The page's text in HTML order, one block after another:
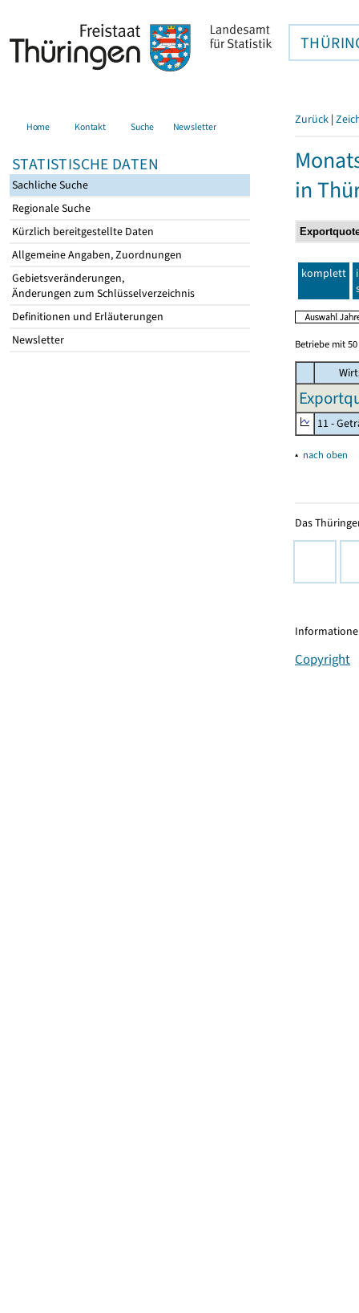
Home Kontakt Suche Newsletter
STATISTISCHE DATEN
Sachliche Suche
Regionale Suche
Kürzlich bereitgestellte Daten
Allgemeine Angaben, Zuordnungen
Gebietsveränderungen,
Änderungen zum Schlüsselverzeichnis
Definitionen und Erläuterungen
Newsletter
Zurück |
in
komplett
Betriebe mit
11 -
▴ nach oben
Das
Copyright